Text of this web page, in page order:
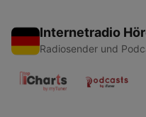
Internetradio
Radiosender und